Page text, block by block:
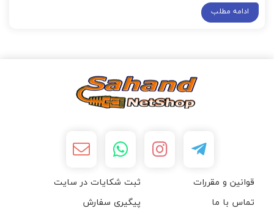
ادامه مطلب
قوانین و مقررات
ثبت شکایات در سایت
تماس با ما
پیگیری سفارش